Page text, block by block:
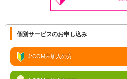
個別サービスのお申し込み
J:COM未加入の方